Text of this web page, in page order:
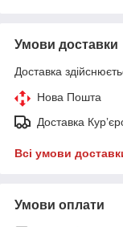
Умови доставки
Доставка
Нова Пошта
Доставка
Всі умови
Умови оплати